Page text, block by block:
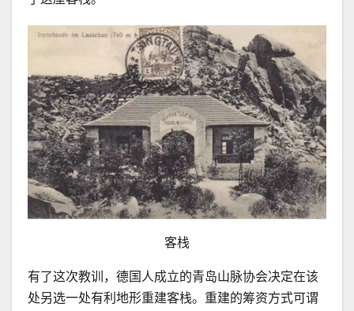
客栈
有了这次教训，德国人成立的青岛山脉协会决定在该
处另选一处有利地形重建客栈。重建的筹资方式可谓